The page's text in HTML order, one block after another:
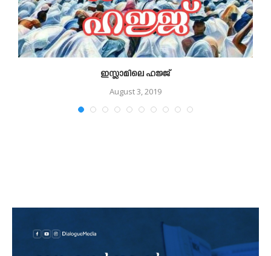
ഇസ്ലാമിലെ ഹജ്ജ്
August 3, 2019